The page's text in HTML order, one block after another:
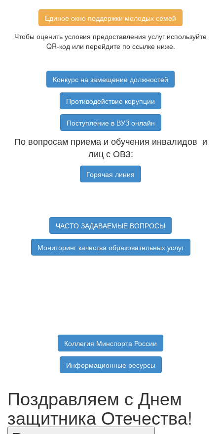
Единое окно поддержки молодых семей
Чтобы оценить условия предоставления услуг используйте
QR-код или перейдите по ссылке ниже.
Конкурс на замещение должностей
Противодействие корупции
Поступление в ВУЗ онлайн
По вопросам приема и обучения инвалидов и
лиц с ОВЗ:
Горячая линия
ЧАСТО ЗАДАВАЕМЫЕ ВОПРОСЫ
Мониторинг качества образовательных услуг
Коллегия Минспорта России
Информационные ресурсы
Поздравляем с Днем
защитника Отечества!